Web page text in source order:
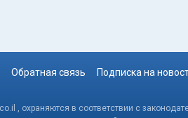
Обратная связь Подписка на
, охраняются в соответствии с